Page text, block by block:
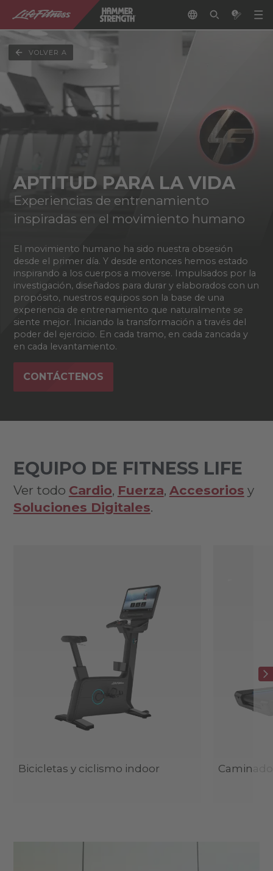
VOLVER A
APTITUD PARA LA VIDA
Experiencias de entrenamiento
inspiradas en el movimiento humano
El movimiento humano ha sido nuestra obsesión
desde el primer día. Y desde entonces hemos estado
inspirando a los cuerpos a moverse. Impulsados por la
investigación, diseñados para durar y elaborados con un
propósito, nuestros equipos son la base de una
experiencia de entrenamiento que naturalmente se
siente mejor. Iniciando la transformación a través del
poder del ejercicio. En cada tramo, en cada zancada y
en cada levantamiento.
CONTÁCTENOS
EQUIPO DE FITNESS LIFE
Ver todo Cardio, Fuerza, Accesorios y
Soluciones Digitales.
Bicicletas y ciclismo indoor